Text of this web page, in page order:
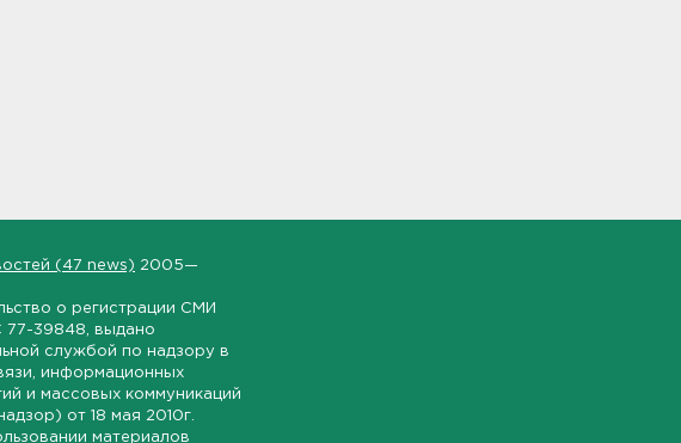
(47 news) 2005—
о регистрации СМИ
39848 , выдано
службой по надзору в
информационных
и массовых коммуникаций
от 18 мая 2010г.
материалов